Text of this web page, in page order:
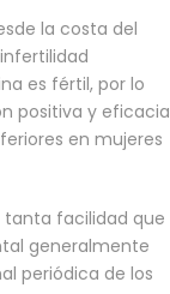
la costa del
es fértil, por lo
positiva y eficacia
en mujeres
tanta facilidad que
generalmente
periódica de los